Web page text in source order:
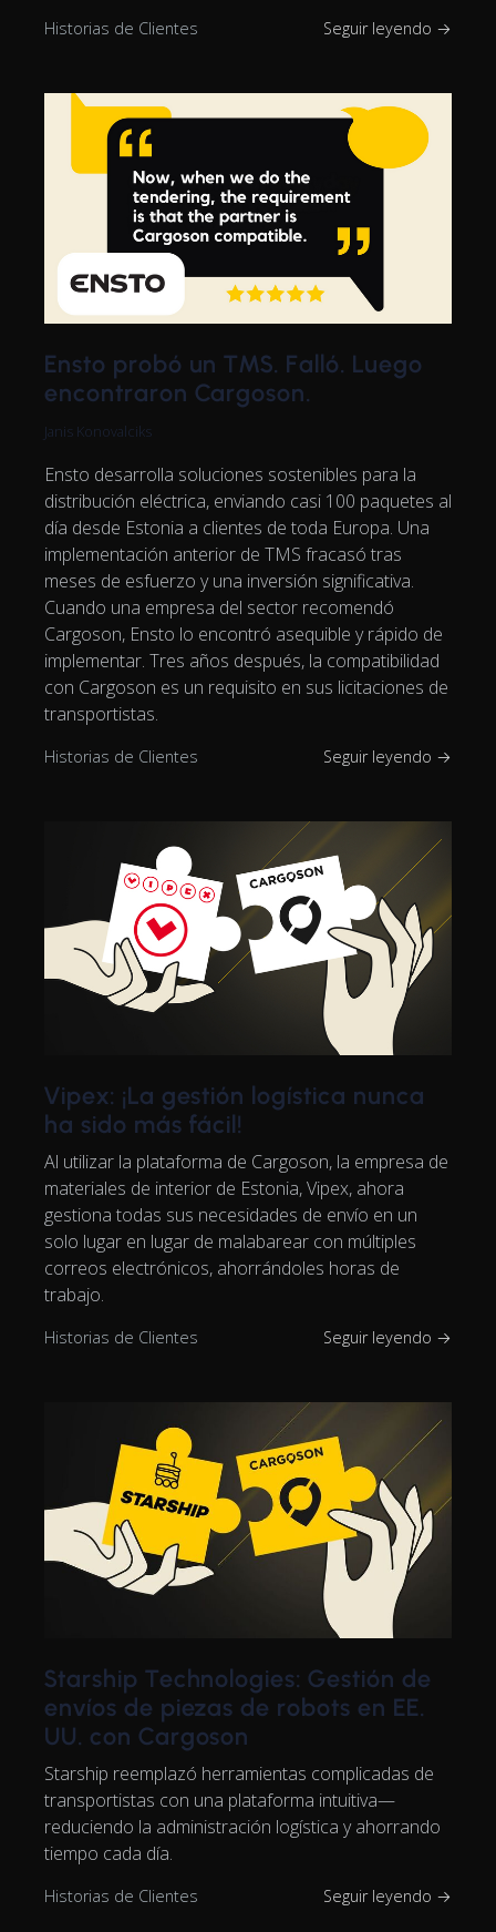
Historias de Clientes Seguir leyendo →
Ensto probó un TMS. Falló. Luego
encontraron Cargoson.
Janis Konovalciks
Ensto desarrolla soluciones sostenibles para la
distribución eléctrica, enviando casi 100 paquetes al
día desde Estonia a clientes de toda Europa. Una
implementación anterior de TMS fracasó tras
meses de esfuerzo y una inversión significativa.
Cuando una empresa del sector recomendó
Cargoson, Ensto lo encontró asequible y rápido de
implementar. Tres años después, la compatibilidad
con Cargoson es un requisito en sus licitaciones de
transportistas.
Historias de Clientes Seguir leyendo →
Vipex: ¡La gestión logística nunca
ha sido más fácil!
Al utilizar la plataforma de Cargoson, la empresa de
materiales de interior de Estonia, Vipex, ahora
gestiona todas sus necesidades de envío en un
solo lugar en lugar de malabarear con múltiples
correos electrónicos, ahorrándoles horas de
trabajo.
Historias de Clientes Seguir leyendo →
Starship Technologies: Gestión de
envíos de piezas de robots en EE.
UU. con Cargoson
Starship reemplazó herramientas complicadas de
transportistas con una plataforma intuitiva—
reduciendo la administración logística y ahorrando
tiempo cada día.
Historias de Clientes Seguir leyendo →